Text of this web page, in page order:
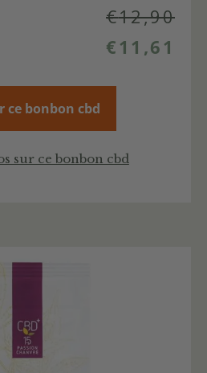
€12,90
€ 11,61
ce bonbon cbd
sur ce bonbon cbd